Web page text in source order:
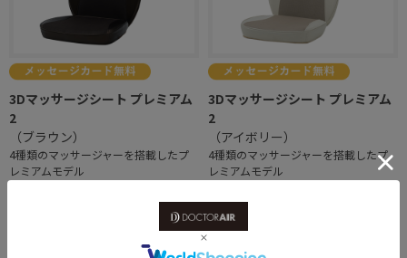
3Dマッサージシート プレミアム
2
（ブラウン）
4種類のマッサージャーを搭載したプ
レミアムモデル
3Dマッサージシート プレミアム
2
（アイボリー）
4種類のマッサージャーを搭載したプ
レミアムモデル